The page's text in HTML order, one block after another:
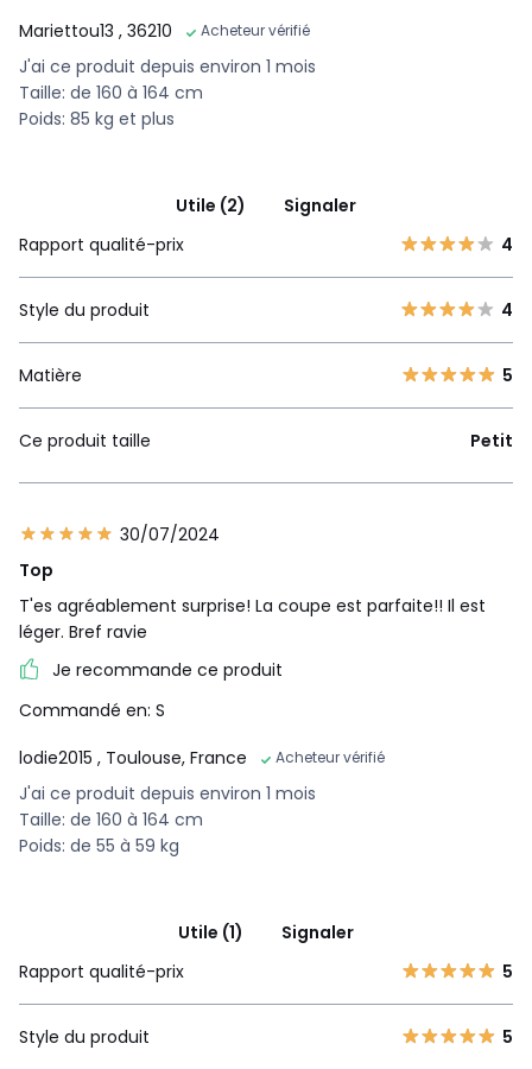
Mariettou13 , 36210 Acheteur vérifié
J'ai ce produit depuis environ 1 mois
Taille: de 160 à 164 cm
Poids: 85 kg et plus
Utile (2)
Signaler
Rapport qualité-prix
4
Style du produit 4
Matière 5
Ce produit taille Petit
30/07/2024
Top
T'es agréablement surprise! La coupe est parfaite!! Il est
léger. Bref ravie
Je recommande ce produit
Commandé en: S
lodie2015 , Toulouse, France Acheteur vérifié
J'ai ce produit depuis environ 1 mois
Taille: de 160 à 164 cm
Poids: de 55 à 59 kg
Utile (1)
Signaler
Rapport qualité-prix
5
Style du produit 5